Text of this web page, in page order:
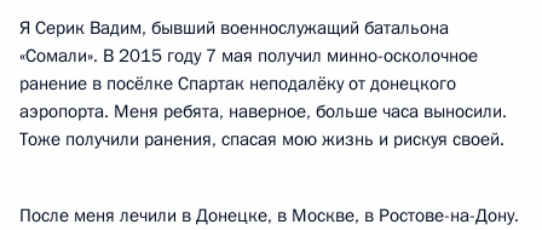
Я Серик Вадим, бывший военнослужащий батальона
«Сомали». В 2015 году 7 мая получил минно-осколочное
ранение в посёлке Спартак неподалёку от донецкого
аэропорта. Меня ребята, наверное, больше часа выносили.
Тоже получили ранения, спасая мою жизнь и рискуя своей.
После меня лечили в Донецке, в Москве, в Ростове-на-Дону.